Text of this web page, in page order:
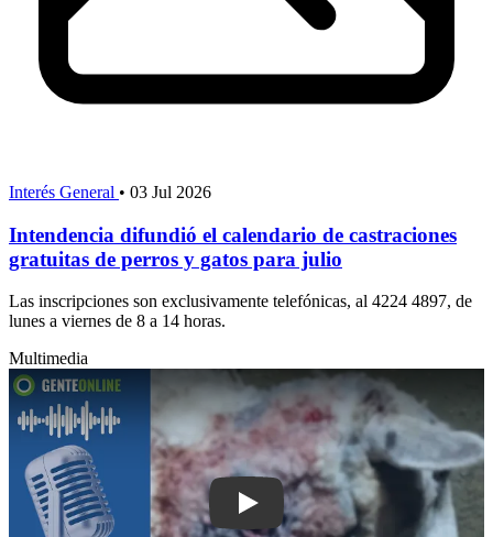
Interés General • 03 Jul 2026
Intendencia difundió el calendario de castraciones
gratuitas de perros y gatos para julio
Las inscripciones son exclusivamente telefónicas, al 4224 4897, de
lunes a viernes de 8 a 14 horas.
Multimedia
Play: Dueña de refugio desmiente el